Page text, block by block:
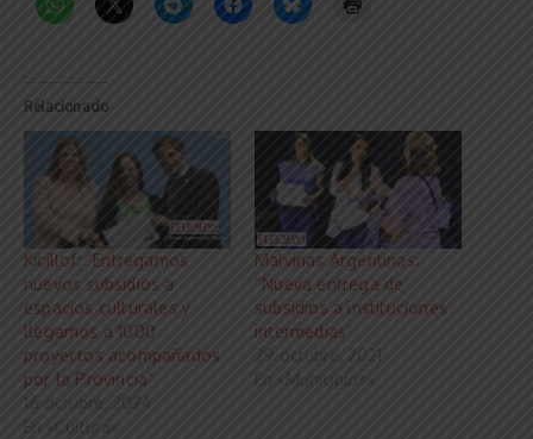
Relacionado
Kicillof: “Entregamos
nuevos subsidios a
espacios culturales y
llegamos a 1000
proyectos acompañados
por la Provincia”
16 octubre, 2024
En «Cultura»
Malvinas Argentinas:
“Nueva entrega de
subsidios a instituciones
intermedias”
29 octubre, 2021
En «Municipios»